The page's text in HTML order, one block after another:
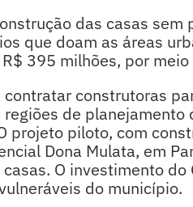
das casas
que doam as áreas
395 milhões, por
construtoras
de planejamento
projeto piloto, com
Dona Mulata, em
O investimento do
do município.